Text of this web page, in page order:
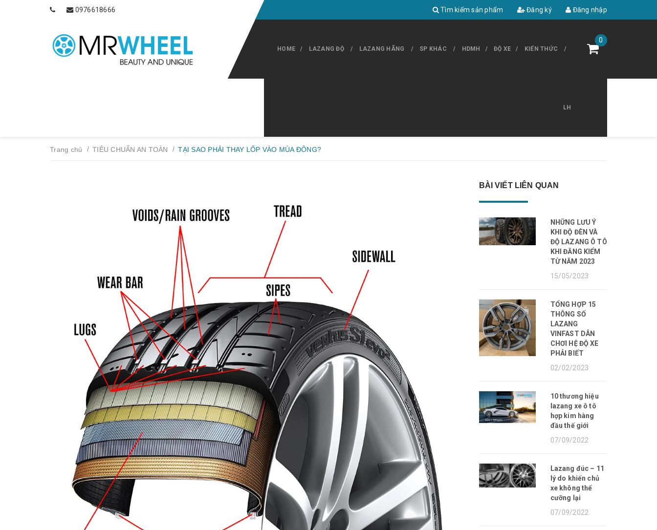
0976618666 Tìm kiếm sản phẩm Đăng ký Đăng nhập
HOME LAZANG ĐỘ LAZANG HÃNG SP KHÁC HDMH ĐỘ XE KIẾN THỨC
LH
0
Trang chủ / TIÊU CHUẨN AN TOÀN / TẠI SAO PHẢI THAY LỐP VÀO MÙA ĐÔNG?
BÀI VIẾT LIÊN QUAN
NHỮNG LƯU Ý
KHI ĐỘ ĐÈN VÀ
ĐỘ LAZANG Ô TÔ
KHI ĐĂNG KIỂM
TỪ NĂM 2023
15/05/2023
TỔNG HỢP 15
THÔNG SỐ
LAZANG
VINFAST DÂN
CHƠI HỆ ĐỘ XE
PHẢI BIẾT
02/02/2023
10 thương hiệu
lazang xe ô tô
hợp kim hàng
đầu thế giới
07/09/2022
Lazang đúc – 11
lý do khiến chủ
xe không thể
cưỡng lại
07/09/2022